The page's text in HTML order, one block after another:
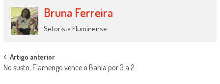
Bruna Ferreira
Setorista Fluminense
Post
navigation
Artigo anterior
No susto, Flamengo vence o Bahia por 3 a 2